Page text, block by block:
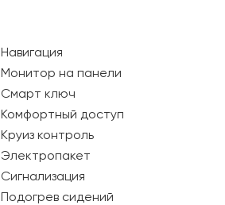
Навигация
Монитор на панели
Смарт ключ
Комфортный доступ
Круиз контроль
Электропакет
Сигнализация
Подогрев сидений